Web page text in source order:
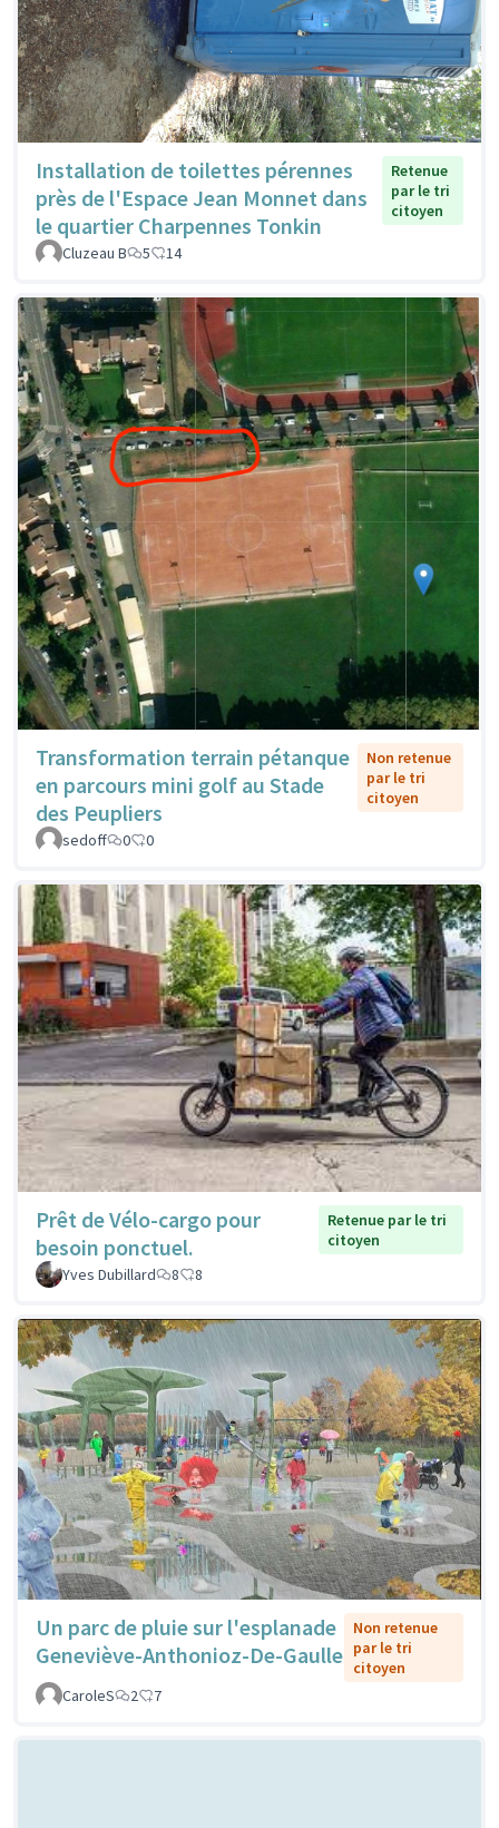
Installation de toilettes pérennes
près de l'Espace Jean Monnet dans
le quartier Charpennes Tonkin
Retenue
par le tri
citoyen
Cluzeau B 5 14
Transformation terrain pétanque
en parcours mini golf au Stade
des Peupliers
Non retenue
par le tri
citoyen
sedoff 0 0
Prêt de Vélo-cargo pour
besoin ponctuel.
Retenue par le tri
citoyen
Yves Dubillard
8 8
Un parc de pluie sur l'esplanade
Geneviève-Anthonioz-De-Gaulle
Non retenue
par le tri
citoyen
CaroleS
2 7